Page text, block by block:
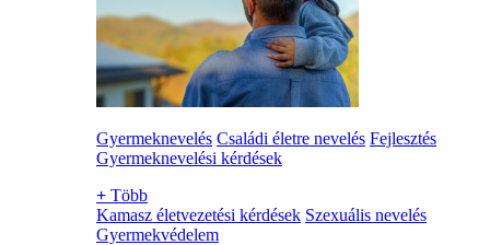
Gyermeknevelés Családi életre nevelés Fejlesztés
Gyermeknevelési kérdések
+ Több
Kamasz életvezetési kérdések Szexuális nevelés
Gyermekvédelem